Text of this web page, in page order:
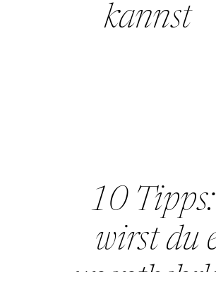
kannst
10
wirst du